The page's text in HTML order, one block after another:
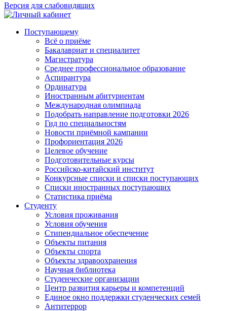
Версия для слабовидящих
Поступающему
Всё о приёме
Бакалавриат и специалитет
Магистратура
Среднее профессиональное образование
Аспирантура
Ординатура
Иностранным абитуриентам
Международная олимпиада
Подобрать направление подготовки 2026
Гид по специальностям
Новости приёмной кампании
Профориентация 2026
Целевое обучение
Подготовительные курсы
Российско-китайский институт
Конкурсные списки и списки поступающих
Списки иностранных поступающих
Статистика приёма
Студенту
Условия проживания
Условия обучения
Стипендиальное обеспечение
Объекты питания
Объекты спорта
Объекты здравоохранения
Научная библиотека
Студенческие организации
Центр развития карьеры и компетенций
Единое окно поддержки студенческих семей
Антитеррор